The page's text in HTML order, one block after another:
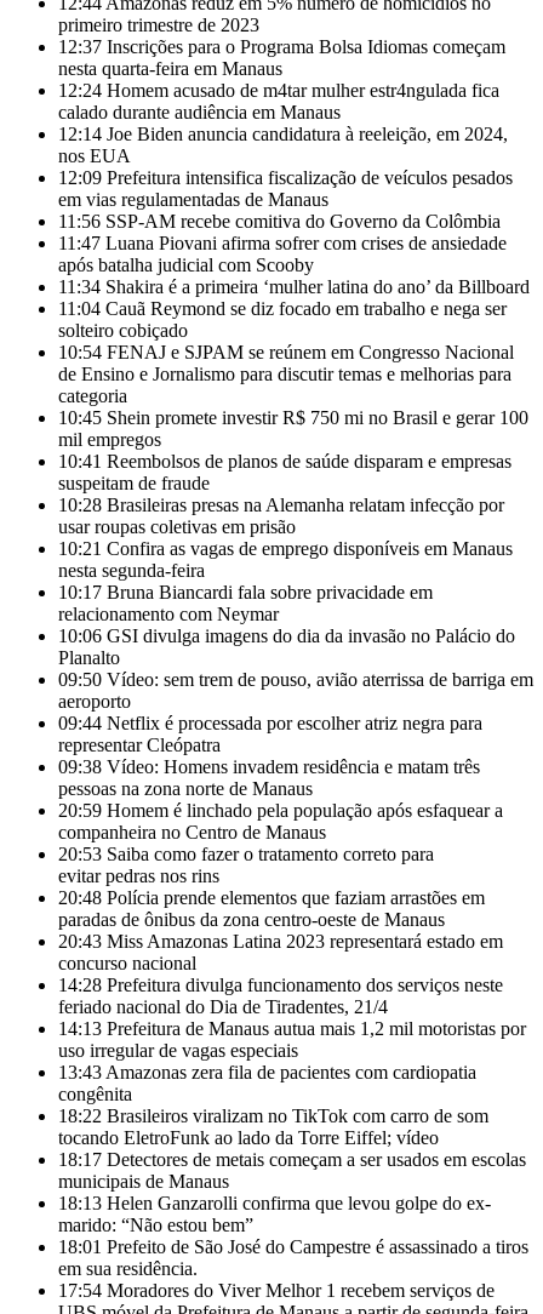
primeiro trimestre de 2023
12:37 Inscrições para o Programa Bolsa Idiomas começam
nesta quarta-feira em Manaus
12:24 Homem acusado de m4tar mulher estr4ngulada fica
calado durante audiência em Manaus
12:14 Joe Biden anuncia candidatura à reeleição, em 2024,
nos EUA
12:09 Prefeitura intensifica fiscalização de veículos pesados
em vias regulamentadas de Manaus
11:56 SSP-AM recebe comitiva do Governo da Colômbia
11:47 Luana Piovani afirma sofrer com crises de ansiedade
após batalha judicial com Scooby
11:34 Shakira é a primeira ‘mulher latina do ano’ da Billboard
11:04 Cauã Reymond se diz focado em trabalho e nega ser
solteiro cobiçado
10:54 FENAJ e SJPAM se reúnem em Congresso Nacional
de Ensino e Jornalismo para discutir temas e melhorias para
categoria
10:45 Shein promete investir R$ 750 mi no Brasil e gerar 100
mil empregos
10:41 Reembolsos de planos de saúde disparam e empresas
suspeitam de fraude
10:28 Brasileiras presas na Alemanha relatam infecção por
usar roupas coletivas em prisão
10:21 Confira as vagas de emprego disponíveis em Manaus
nesta segunda-feira
10:17 Bruna Biancardi fala sobre privacidade em
relacionamento com Neymar
10:06 GSI divulga imagens do dia da invasão no Palácio do
Planalto
09:50 Vídeo: sem trem de pouso, avião aterrissa de barriga em
aeroporto
09:44 Netflix é processada por escolher atriz negra para
representar Cleópatra
09:38 Vídeo: Homens invadem residência e matam três
pessoas na zona norte de Manaus
20:59 Homem é linchado pela população após esfaquear a
companheira no Centro de Manaus
20:53 Saiba como fazer o tratamento correto para
evitar pedras nos rins
20:48 Polícia prende elementos que faziam arrastões em
paradas de ônibus da zona centro-oeste de Manaus
20:43 Miss Amazonas Latina 2023 representará estado em
concurso nacional
14:28 Prefeitura divulga funcionamento dos serviços neste
feriado nacional do Dia de Tiradentes, 21/4
14:13 Prefeitura de Manaus autua mais 1,2 mil motoristas por
uso irregular de vagas especiais
13:43 Amazonas zera fila de pacientes com cardiopatia
congênita
18:22 Brasileiros viralizam no TikTok com carro de som
tocando EletroFunk ao lado da Torre Eiffel; vídeo
18:17 Detectores de metais começam a ser usados em escolas
municipais de Manaus
18:13 Helen Ganzarolli confirma que levou golpe do ex-
marido: “Não estou bem”
18:01 Prefeito de São José do Campestre é assassinado a tiros
em sua residência.
17:54 Moradores do Viver Melhor 1 recebem serviços de